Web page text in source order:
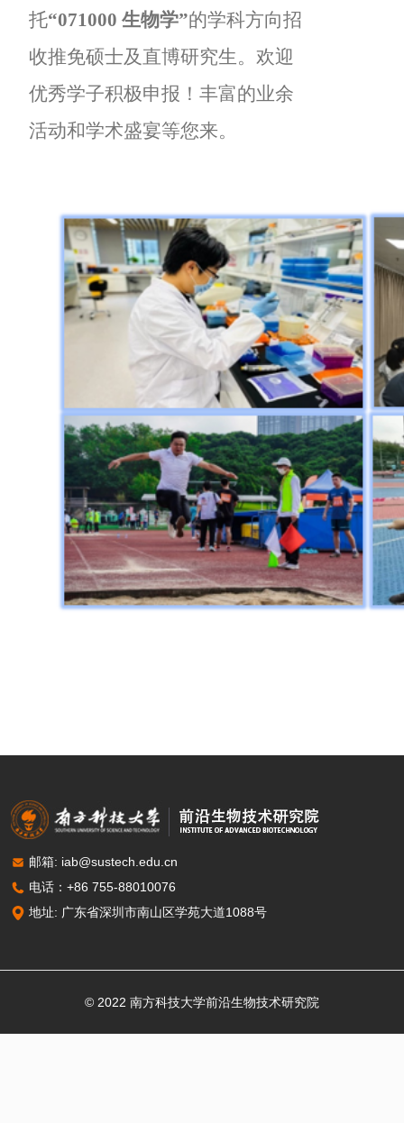
托“071000 生物学”的学科方向招
收推免硕士及直博研究生。欢迎
优秀学子积极申报！丰富的业余
活动和学术盛宴等您来。
邮箱: iab@sustech.edu.cn
电话：+86 755-88010076
地址: 广东省深圳市南山区学苑大道1088号
© 2022 南方科技大学前沿生物技术研究院